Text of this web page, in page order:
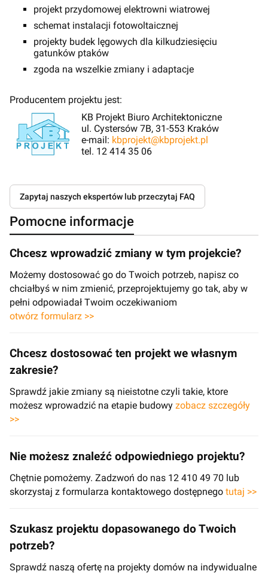
projekt przydomowej elektrowni wiatrowej
schemat instalacji fotowoltaicznej
projekty budek lęgowych dla kilkudziesięciu
gatunków ptaków
zgoda na wszelkie zmiany i adaptacje
Producentem projektu jest:
KB Projekt Biuro Architektoniczne
ul. Cystersów 7B, 31-553 Kraków
e-mail: kbprojekt@kbprojekt.pl
tel. 12 414 35 06
Zapytaj naszych ekspertów lub przeczytaj FAQ
Pomocne informacje
Chcesz wprowadzić zmiany w tym projekcie?
Możemy dostosować go do Twoich potrzeb, napisz co
chciałbyś w nim zmienić, przeprojektujemy go tak, aby w
pełni odpowiadał Twoim oczekiwaniom
otwórz formularz >>
Chcesz dostosować ten projekt we własnym
zakresie?
Sprawdź jakie zmiany są nieistotne czyli takie, ktore
możesz wprowadzić na etapie budowy zobacz szczegóły
>>
Nie możesz znaleźć odpowiedniego projektu?
Chętnie pomożemy. Zadzwoń do nas 12 410 49 70 lub
skorzystaj z formularza kontaktowego dostępnego tutaj >>
Szukasz projektu dopasowanego do Twoich
potrzeb?
Sprawdź naszą ofertę na projekty domów na indywidualne